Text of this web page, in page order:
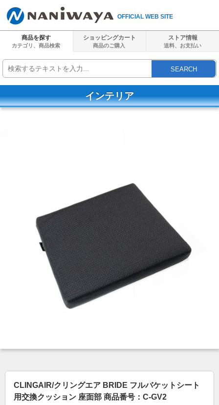
OFFICIAL WEB SITE
商品を探す
カテゴリ、商品検索
ショッピングカート
商品のご購入
ストア情報
送料、 お支払い
SEARCH
インテリア
CLINGAIR/クリングエア BRIDE フルバケットシート
用交換クッション 座面部 商品番号：C-GV2